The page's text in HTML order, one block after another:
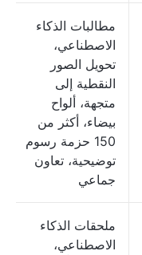
مطالبات الذكاء
الاصطناعي،
تحويل الصور
النقطية إلى
متجهة، ألواح
بيضاء، أكثر من
150 حزمة رسوم
توضيحية، تعاون
جماعي
ملحقات الذكاء
الاصطناعي،